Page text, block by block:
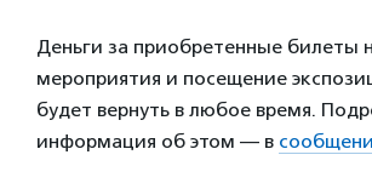
Деньги за приобретенные билеты
мероприятия и посещение
будет вернуть в любое время.
информация об этом — в